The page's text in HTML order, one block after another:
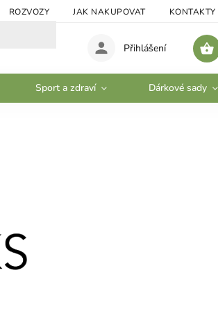
ROZVOZY JAK NAKUPOVAT KONTAKTY
Přihlášení
Sport a zdraví Dárkové sady